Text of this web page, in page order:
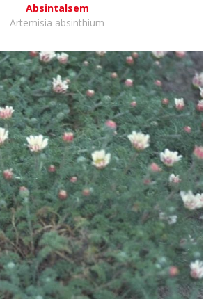
Absintalsem
Artemisia absinthium